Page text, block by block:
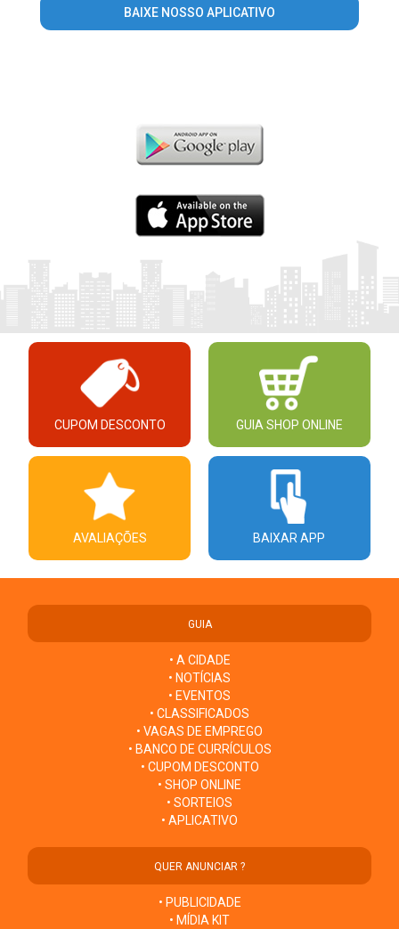
BAIXE NOSSO APLICATIVO
CUPOM DESCONTO GUIA SHOP ONLINE
AVALIAÇÕES BAIXAR APP
GUIA
• A CIDADE
• NOTÍCIAS
• EVENTOS
• CLASSIFICADOS
• VAGAS DE EMPREGO
• BANCO DE CURRÍCULOS
• CUPOM DESCONTO
• SHOP ONLINE
• SORTEIOS
• APLICATIVO
QUER ANUNCIAR ?
• PUBLICIDADE
• MÍDIA KIT